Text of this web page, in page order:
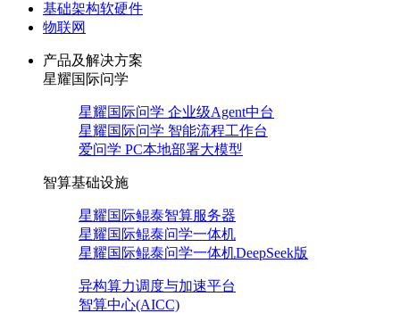
基础架构软硬件
物联网
产品及解决方案
星耀国际问学
星耀国际问学 企业级Agent中台
星耀国际问学 智能流程工作台
爱问学 PC本地部署大模型
智算基础设施
星耀国际鲲泰智算服务器
星耀国际鲲泰问学一体机
星耀国际鲲泰问学一体机DeepSeek版
异构算力调度与加速平台
智算中心(AICC)